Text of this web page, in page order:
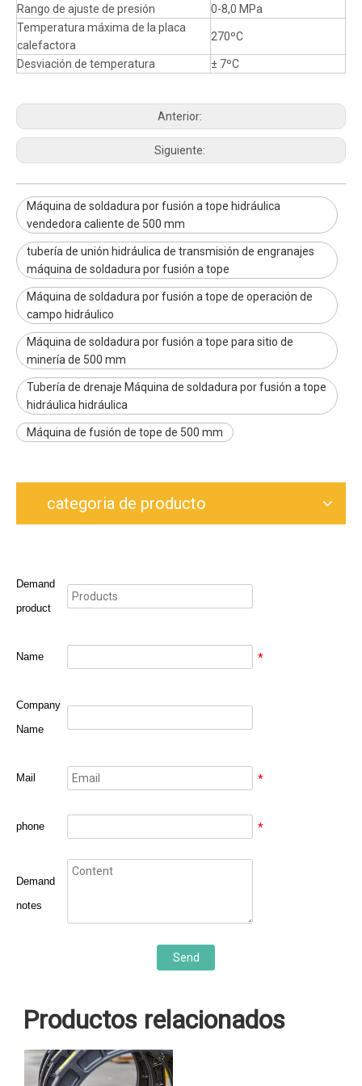
Rango de ajuste de presión
0-8,0 MPa
Temperatura máxima de la placa
calefactora
270ºC
Desviación de temperatura ± 7ºC
Anterior:
Siguiente:
Máquina de soldadura por fusión a tope hidráulica
vendedora caliente de 500 mm
tubería de unión hidráulica de transmisión de engranajes
máquina de soldadura por fusión a tope
Máquina de soldadura por fusión a tope de operación de
campo hidráulico
Máquina de soldadura por fusión a tope para sitio de
minería de 500 mm
Tubería de drenaje Máquina de soldadura por fusión a tope
hidráulica hidráulica
Máquina de fusión de tope de 500 mm
categoria de producto
Demand
product
Name *
Company
Name
Mail *
phone *
Demand
notes
Send
Productos relacionados